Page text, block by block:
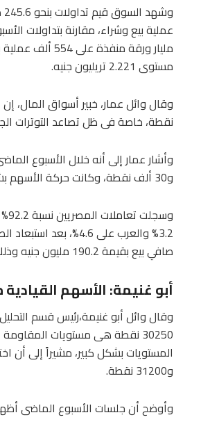
مستوى 2.221 تريليون جنيه.
نقطة، خاصة فى ظل تصاعد التوترات
و30 ألف نقطة، وكانت حركة الأسهم بشكل فردى وكانت التحركات الأكبر لأسهم الشركات الصغيرة والمتوسطة.
صافي بيع بقيمة 190.2 مليون جنيه وذلك بعد استبعاد الصفقات.
أبو غنيمة: الأسهم
30250 نقطة هى مستويات
و31200 نقطة.
وأوضح أن جلسات الأسبوع الماضى أظهرت